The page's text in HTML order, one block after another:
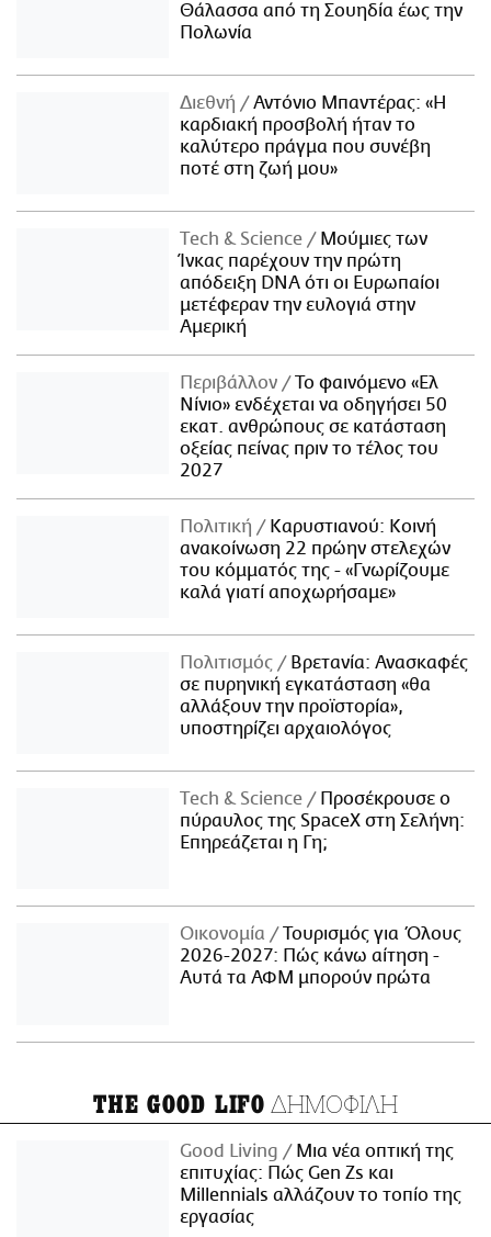
Θάλασσα από τη Σουηδία έως την
Πολωνία
Διεθνή
Αντόνιο Μπαντέρας: «Η
καρδιακή προσβολή ήταν το
καλύτερο πράγμα που συνέβη
ποτέ στη ζωή μου»
Τech & Science
Μούμιες των
Ίνκας παρέχουν την πρώτη
απόδειξη DNA ότι οι Ευρωπαίοι
μετέφεραν την ευλογιά στην
Αμερική
Περιβάλλον
Το φαινόμενο «Ελ
Νίνιο» ενδέχεται να οδηγήσει 50
εκατ. ανθρώπους σε κατάσταση
οξείας πείνας πριν το τέλος του
2027
Πολιτική
Καρυστιανού: Κοινή
ανακοίνωση 22 πρώην στελεχών
του κόμματός της - «Γνωρίζουμε
καλά γιατί αποχωρήσαμε»
Πολιτισμός
Βρετανία: Ανασκαφές
σε πυρηνική εγκατάσταση «θα
αλλάξουν την προϊστορία»,
υποστηρίζει αρχαιολόγος
Τech & Science
Προσέκρουσε ο
πύραυλος της SpaceX στη Σελήνη:
Επηρεάζεται η Γη;
Οικονομία
Τουρισμός για Όλους
2026-2027: Πώς κάνω αίτηση -
Αυτά τα ΑΦΜ μπορούν πρώτα
THE GOOD LIFO ΔΗΜΟΦΙΛΗ
Good Living
Μια νέα οπτική της
επιτυχίας: Πώς Gen Zs και
Millennials αλλάζουν το τοπίο της
εργασίας